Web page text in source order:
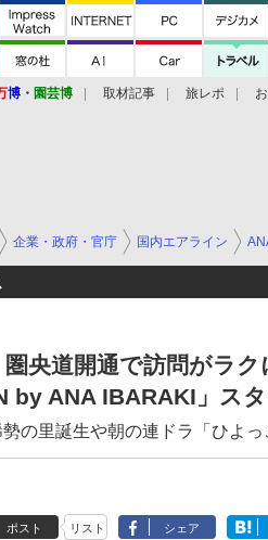
博 ・ 園芸博 取材記事 旅レポ
企業・政府・官庁 国内エアライン
圏央道開通で訪問がラ
by ANA IBARAKI」スタ
の里誕生や朝の連ドラ「ひよ
ポスト リスト シェア